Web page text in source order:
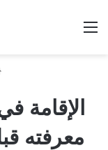
الإقامة
معرفته